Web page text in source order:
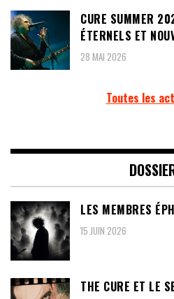
CURE SUMMER
ÉTERNELS ET
28 MAI 2026
Toutes les
LES MEMBRES
15 JUIN 2026
THE CURE ET LE